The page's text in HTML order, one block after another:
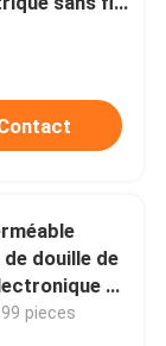
douille de
à
pieces